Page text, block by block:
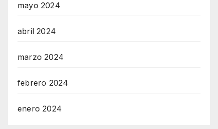
mayo 2024
abril 2024
marzo 2024
febrero 2024
enero 2024